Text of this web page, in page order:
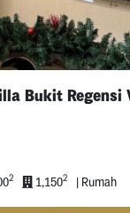
2 1,1502 | Rumah